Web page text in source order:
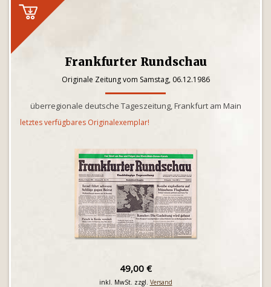
Frankfurter Rundschau
Originale Zeitung vom Samstag, 06.12.1986
überregionale deutsche Tageszeitung, Frankfurt am Main
letztes verfügbares Originalexemplar!
49,00 €
inkl. MwSt. zzgl. Versand